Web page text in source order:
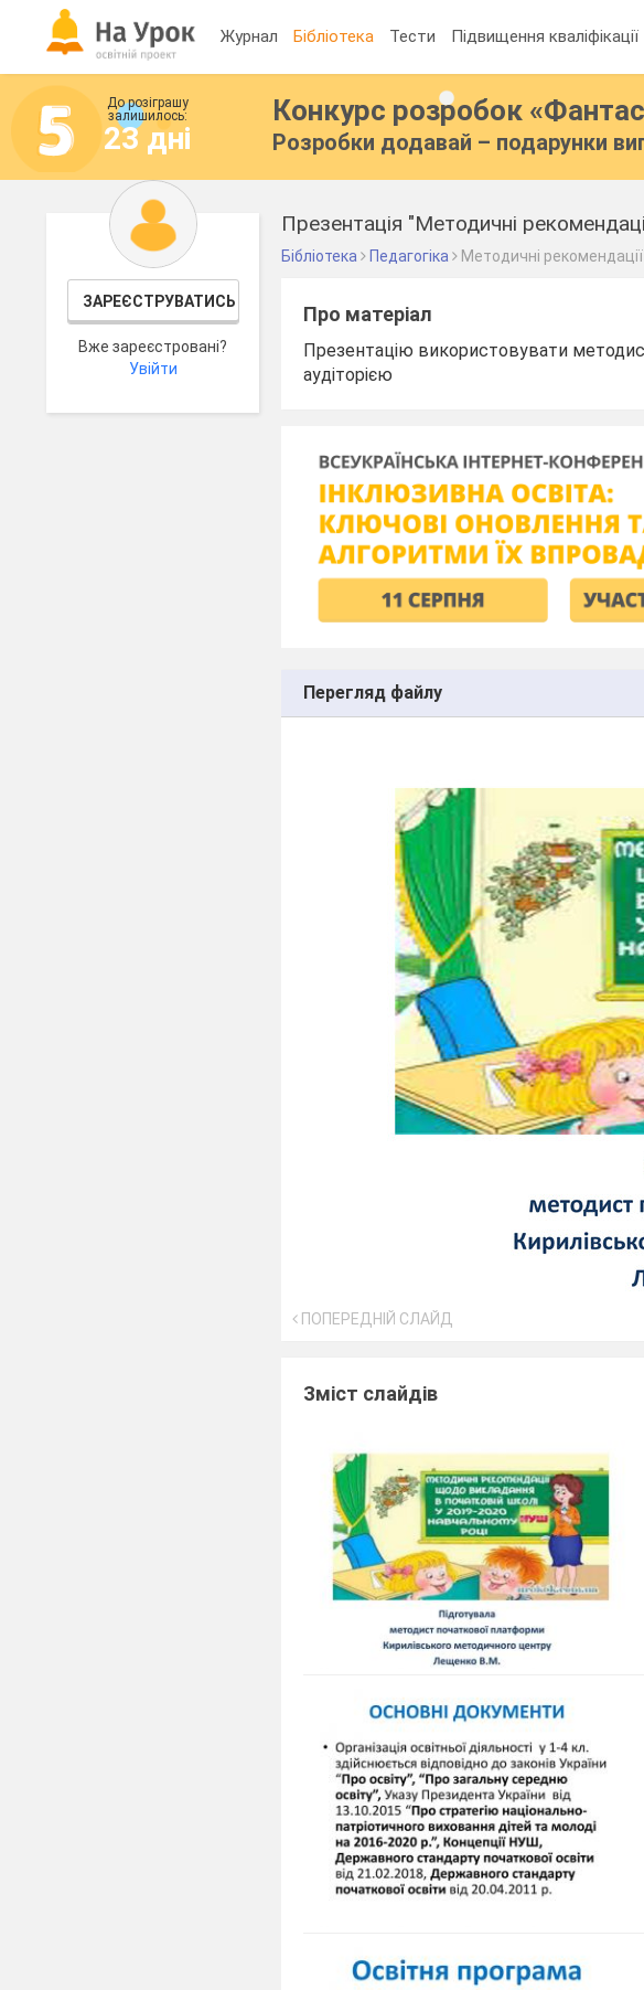
Журнал Бібліотека Тести Підвищення кваліфікації
До розіграшу
залишилось:
23 дні
Конкурс розробок
Розробки додавай – подарунки
ЗАРЕЄСТРУВАТИСЬ
Вже зареєстровані?
Увійти
Презентація "Методичні
Бібліотека Педагогіка Методичні рекомендації
Про матеріал
Презентацію використовувати
аудіторією
Перегляд файлу
ПОПЕРЕДНІЙ СЛАЙД
Зміст слайдів